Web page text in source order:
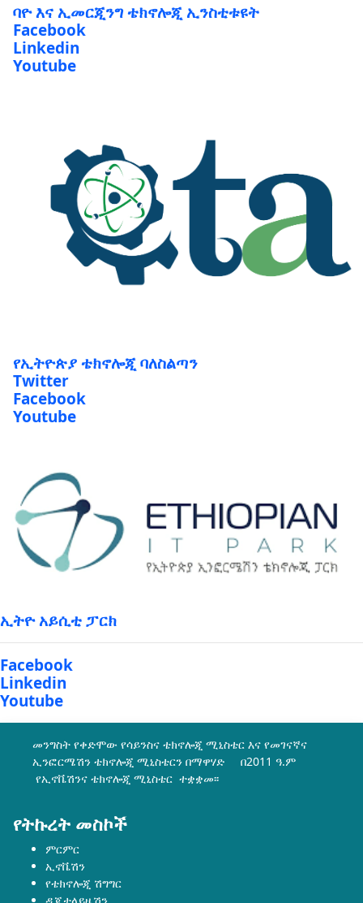
ባዮ እና ኢመርጂንግ ቴክኖሎጂ ኢንስቲቱዩት
Facebook
Linkedin
Youtube
የኢትዮጵያ ቴክኖሎጂ ባለስልጣን
Twitter
Facebook
Youtube
ኢትዮ አይሲቲ ፓርክ
Facebook
Linkedin
Youtube
መንግስት የቀድሞው የሳይንስና ቴክኖሎጂ ሚኒስቴር እና የመገናኛና
ኢንፎርሜሽን ቴክኖሎጂ ሚኒስቴርን በማዋሃድ በ2011 ዓ.ም
የኢኖቬሽንና ቴክኖሎጂ ሚኒስቴር ተቋቋመ፡፡
የትኩረት መስኮች
ምርምር
ኢኖቬሽን
የቴክኖሎጂ ሽግግር